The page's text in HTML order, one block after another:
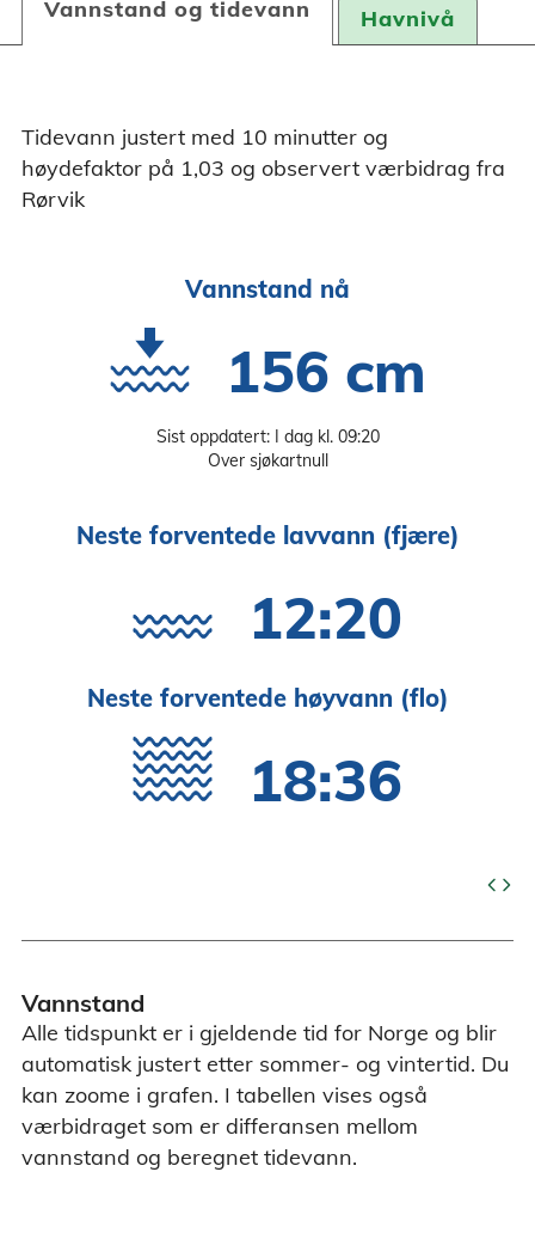
Vannstand og tidevann Havnivå
Tidevann justert med 10 minutter og
høydefaktor på 1,03 og observert værbidrag fra
Rørvik
Vannstand nå
156 cm
Sist oppdatert: I dag kl. 09:20
Over sjøkartnull
Neste forventede lavvann (fjære)
12:20
Neste forventede høyvann (flo)
18:36
code
Vannstand
Alle tidspunkt er i gjeldende tid for Norge og blir
automatisk justert etter sommer- og vintertid. Du
kan zoome i grafen. I tabellen vises også
værbidraget som er differansen mellom
vannstand og beregnet tidevann.